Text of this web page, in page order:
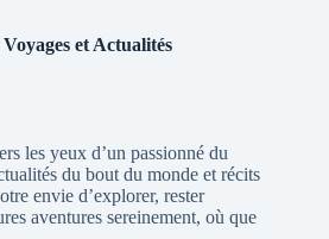
et Actualités
les yeux d’un passionné du
du bout du monde et récits
envie d’explorer, rester
aventures sereinement, où que